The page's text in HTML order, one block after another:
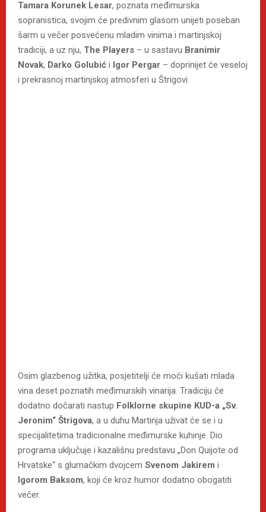
Tamara Korunek Lesar, poznata međimurska
sopranistica, svojim će predivnim glasom unijeti poseban
šarm u večer posvećenu mladim vinima i martinjskoj
tradiciji, a uz nju, The Players – u sastavu Branimir
Novak, Darko Golubić i Igor Pergar – doprinijet će veseloj
i prekrasnoj martinjskoj atmosferi u Štrigovi.
Osim glazbenog užitka, posjetitelji će moći kušati mlada
vina deset poznatih međimurskih vinarija. Tradiciju će
dodatno dočarati nastup Folklorne skupine KUD-a „Sv.
Jeronim“ Štrigova, a u duhu Martinja uživat će se i u
specijalitetima tradicionalne međimurske kuhinje. Dio
programa uključuje i kazališnu predstavu „Don Quijote od
Hrvatske“ s glumačkim dvojcem Svenom Jakirem i
Igorom Baksom, koji će kroz humor dodatno obogatiti
večer.